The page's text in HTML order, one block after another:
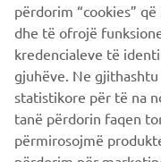
Website: https://
motor.com/jp/
përdorim “cookies”
dhe të ofrojë
kredencialeve të
gjuhëve. Ne
statistikore për të na
tanë përdorin faqen
përmirosojmë